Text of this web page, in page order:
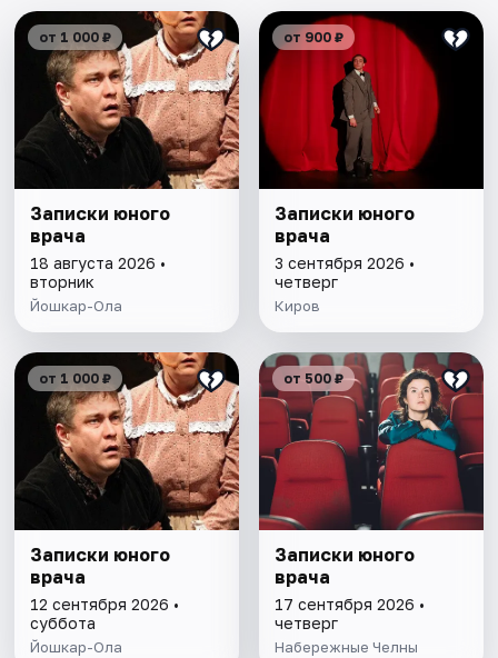
от 1 000 ₽
Записки юного
врача
18 августа 2026 •
вторник
Йошкар-Ола
от 900 ₽
Записки юного
врача
3 сентября 2026 •
четверг
Киров
от 1 000 ₽
Записки юного
врача
12 сентября 2026 •
суббота
Йошкар-Ола
от 500 ₽
Записки юного
врача
17 сентября 2026 •
четверг
Набережные Челны